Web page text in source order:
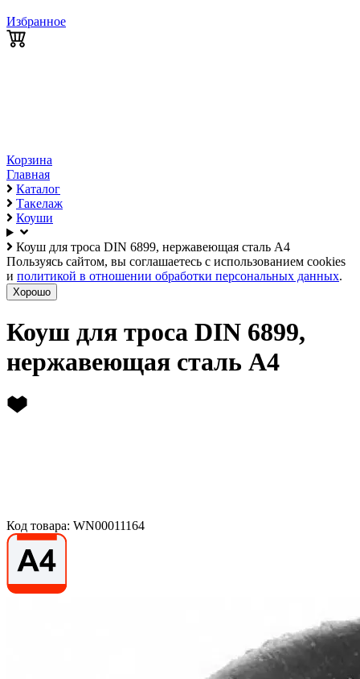
Избранное
Корзина
Главная
Каталог
Такелаж
Коуши
Коуш для троса DIN 6899, нержавеющая сталь А4
Пользуясь сайтом, вы соглашаетесь с использованием cookies
и политикой в отношении обработки персональных данных.
Хорошо
Коуш для троса DIN 6899,
нержавеющая сталь А4
Код товара: WN00011164